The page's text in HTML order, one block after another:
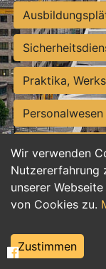
Wir verwenden
Nutzererfahrung
unserer
von Cookies zu.
Zustimmen
Praktika,
Personalwesen
Hilfskräfte,
Einkauf,
Weiterbildung,
Tourismus